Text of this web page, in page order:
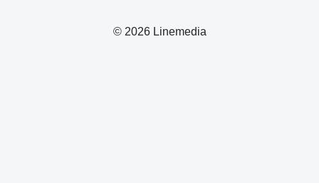
© 2026 Linemedia